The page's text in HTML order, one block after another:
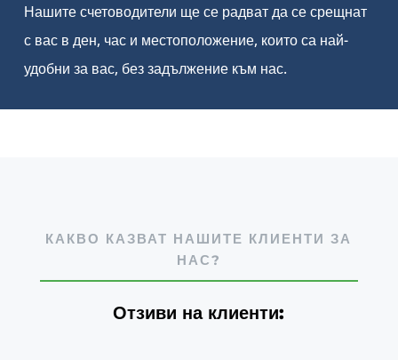
Нашите счетоводители ще се радват да се срещнат
с вас в ден, час и местоположение, които са най-
удобни за вас, без задължение към нас.
КАКВО КАЗВАТ НАШИТЕ КЛИЕНТИ ЗА
НАС?
Отзиви на клиенти: